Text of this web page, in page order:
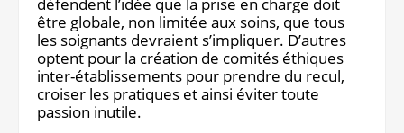
être globale, non limitée aux soins, que tous
les soignants devraient s’impliquer. D’autres
optent pour la création de comités éthiques
inter-établissements pour prendre du recul,
croiser les pratiques et ainsi éviter toute
passion inutile.